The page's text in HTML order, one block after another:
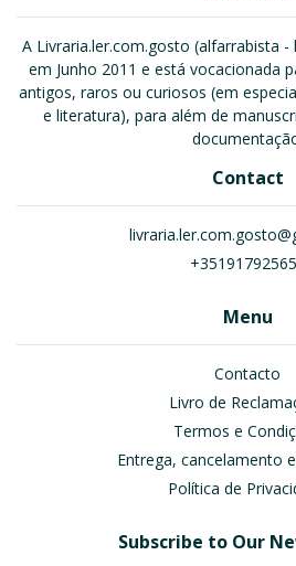
A Livraria.ler.com.gosto (alfarrabista
em Junho 2011 e está vocacionada
antigos, raros ou curiosos (em
e literatura), para além de
Contact
Menu
Contacto
Livro de
Termos e
Entrega, cancelamento
Política de
Subscribe to Our